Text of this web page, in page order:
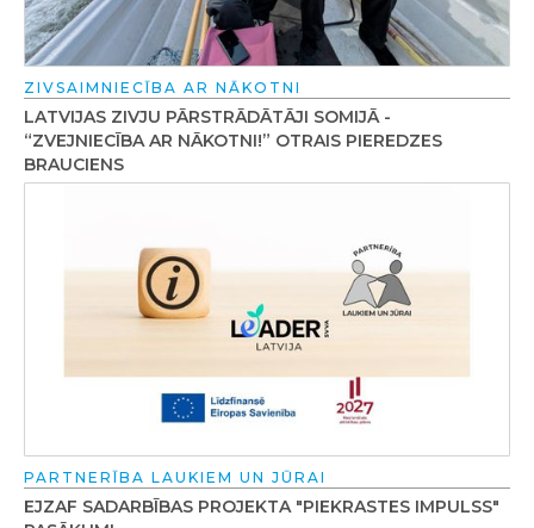
ZIVSAIMNIECĪBA AR NĀKOTNI
LATVIJAS ZIVJU PĀRSTRĀDĀTĀJI SOMIJĀ -
“ZVEJNIECĪBA AR NĀKOTNI!” OTRAIS PIEREDZES
BRAUCIENS
PARTNERĪBA LAUKIEM UN JŪRAI
EJZAF SADARBĪBAS PROJEKTA "PIEKRASTES IMPULSS"